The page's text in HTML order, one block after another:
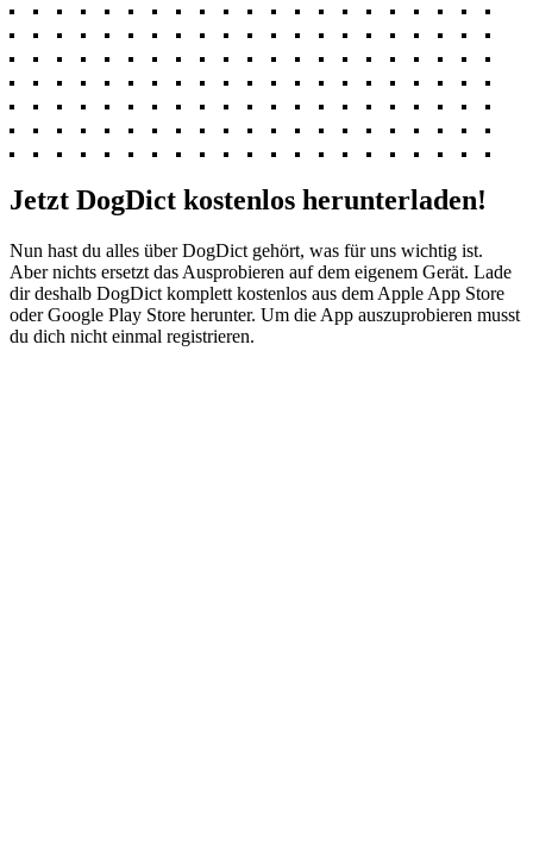
Jetzt DogDict kostenlos herunterladen!
Nun hast du alles über DogDict gehört, was für uns wichtig ist.
Aber nichts ersetzt das Ausprobieren auf dem eigenem Gerät. Lade
dir deshalb DogDict komplett kostenlos aus dem Apple App Store
oder Google Play Store herunter. Um die App auszuprobieren musst
du dich nicht einmal registrieren.